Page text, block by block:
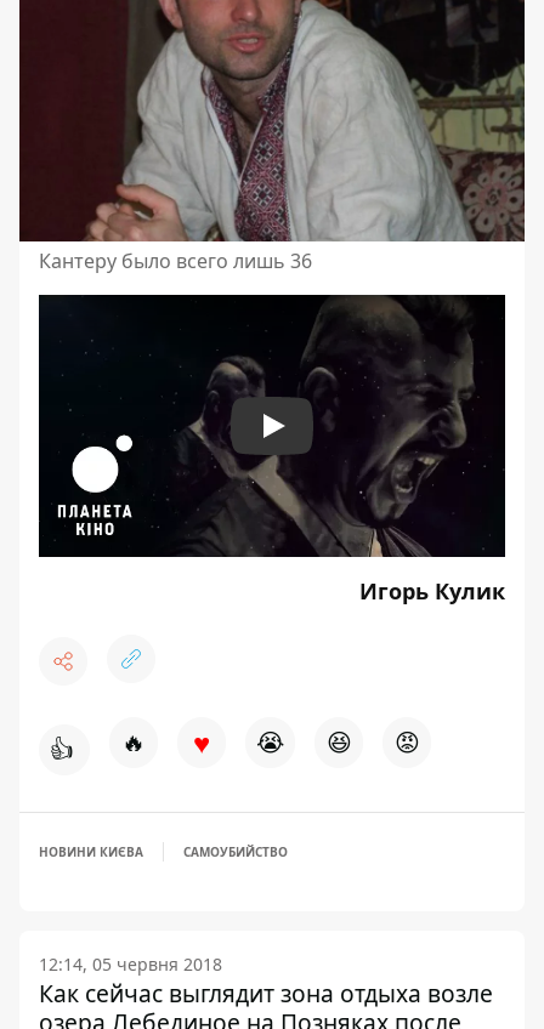
Кантеру было всего лишь 36
Play
Игорь Кулик
👍 🔥 ♥ 😭 😆 😡
НОВИНИ КИЄВА САМОУБИЙСТВО
12:14, 05 червня 2018
Как сейчас выглядит зона отдыха возле
озера Лебединое на Позняках после